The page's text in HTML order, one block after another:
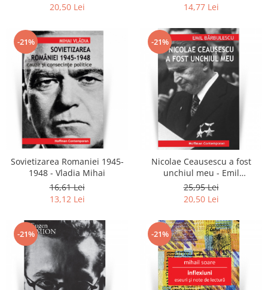
20,50 Lei
Gheorghe Banica
14,77 Lei
-21%
Sovietizarea Romaniei 1945-
1948 - Vladia Mihai
16,61 Lei
13,12 Lei
-21%
Nicolae Ceausescu a fost
unchiul meu - Emil
Barbulescu
25,95 Lei
20,50 Lei
-21% -21%